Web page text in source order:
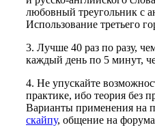
любовный треугольник с
Использование третьего
3. Лучше 40 раз по разу,
каждый день по 5 минут,
4. Не упускайте
практике, ибо теория без
Варианты применения на
скайпу, общение на